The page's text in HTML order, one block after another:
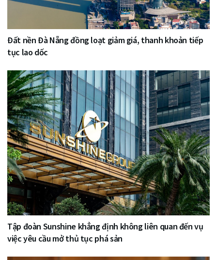
Đất nền Đà Nẵng đồng loạt giảm giá, thanh khoản tiếp
tục lao dốc
Tập đoàn Sunshine khẳng định không liên quan đến vụ
việc yêu cầu mở thủ tục phá sản